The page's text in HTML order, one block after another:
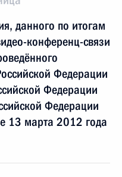
данного по итогам
конференц-связи
Федерации
Федерации
Федерации
13 марта 2012 года